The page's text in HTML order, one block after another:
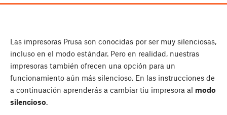
Las impresoras Prusa son conocidas por ser muy silenciosas,
incluso en el modo estándar. Pero en realidad, nuestras
impresoras también ofrecen una opción para un
funcionamiento aún más silencioso. En las instrucciones de
a continuación aprenderás a cambiar tiu impresora al modo
silencioso.